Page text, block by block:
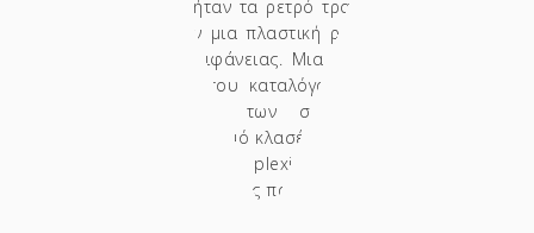
ο κατάλογος, ήταν τα ρετρό τραπεζάκια που
συνήθως είχαν μια πλαστική ριγέ ταινία στο
σόκορο της επιφάνειας. Μια ακόμη από τις
ιδιαιτερότητας του καταλόγου είναι ότι για
την τοποθέτηση των σελίδων διαθέτει
μεταλλικό μηχανισμό κλασέρ σε χρυσό χρώμα
για να δένει με το plexiglass και ο οποίοι
έγιναν κατόπιν ειδικής παραγγελίας.